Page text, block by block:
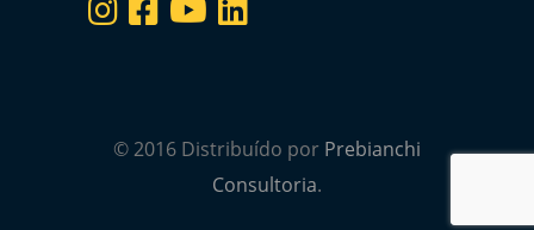
© 2016 Distribuído por Prebianchi
Consultoria.